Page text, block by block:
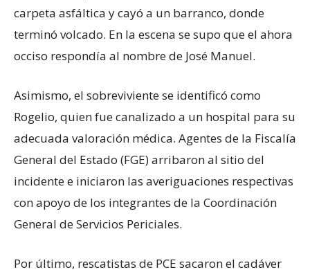
carpeta asfáltica y cayó a un barranco, donde
terminó volcado. En la escena se supo que el ahora
occiso respondía al nombre de José Manuel.
Asimismo, el sobreviviente se identificó como
Rogelio, quien fue canalizado a un hospital para su
adecuada valoración médica. Agentes de la Fiscalía
General del Estado (FGE) arribaron al sitio del
incidente e iniciaron las averiguaciones respectivas
con apoyo de los integrantes de la Coordinación
General de Servicios Periciales.
Por último, rescatistas de PCE sacaron el cadáver